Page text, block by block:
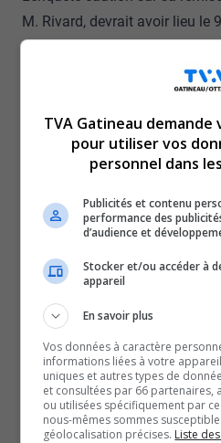
M. Rivard, devrait avoir lieu le
Les avocats analysent toujours
rien d’officiel encore, mais il
requêtes à l’automne prochain
Si l’on se fie aux dates
18 janvier au 5 mars 2027, soit
7 semaines.
Le procureur de la Couronne,
a demandé une ordonnance
d’un jury, qui ne doit pas être
On tient à ce que le procès se
plus rapidement possible,
qui a marqué la région.
Il se dit d’ailleurs satisfait des
procès éventuel.
L’événement
TVA Gatineau
pour utiliser vos
personnel dans
Publicités et contenu
performance des
d’audience et
Stocker et/ou accéder à
appareil
En savoir plus
Vos données à caractère
informations liées à votre
uniques et autres types de
et consultées par 66 partenaires,
ou utilisées spécifiquement par
nous-mêmes sommes
géolocalisation précises. Liste